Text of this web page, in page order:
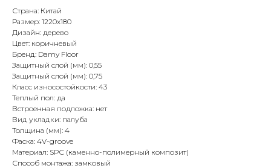
Страна: Китай
Размер: 1220х180
Дизайн: дерево
Цвет: коричневый
Бренд: Damy Floor
Защитный слой (мм): 0,55
Защитный слой (мм): 0,75
Класс износостойкости: 43
Теплый пол: да
Встроенная подложка: нет
Вид укладки: палуба
Толщина (мм): 4
Фаска: 4V-groove
Материал: SPC (каменно-полимерный композит)
Способ монтажа: замковый